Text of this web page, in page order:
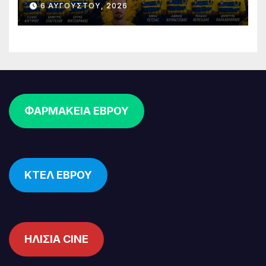
επένδυση στη νέα γενιά
6 ΑΥΓΟΎΣΤΟΥ, 2026
ΦΑΡΜΑΚΕΙΑ ΕΒΡΟΥ
ΚΤΕΛ ΕΒΡΟΥ
ΗΛΙΣΙΑ CINE